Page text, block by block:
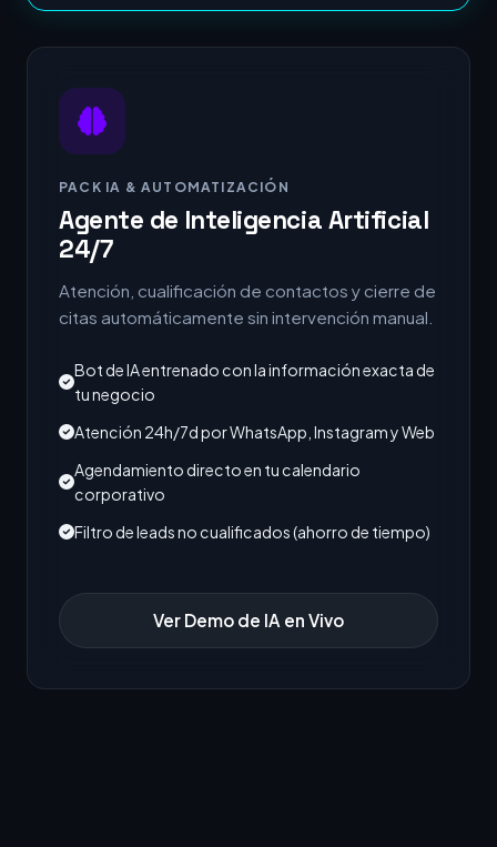
PACK IA & AUTOMATIZACIÓN
Agente de Inteligencia Artificial
24/7
Atención, cualificación de contactos y cierre de
citas automáticamente sin intervención manual.
Bot de IA entrenado con la información exacta de
tu negocio
Atención 24h/7d por WhatsApp, Instagram y Web
Agendamiento directo en tu calendario
corporativo
Filtro de leads no cualificados (ahorro de tiempo)
Ver Demo de IA en Vivo